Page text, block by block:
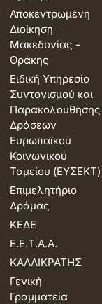
Αποκεντρωμένη
Διοίκηση
Μακεδονίας -
Θράκης
Ειδική Υπηρεσία
Συντονισμού και
Παρακολούθησης
Δράσεων
Ευρωπαϊκού
Κοινωνικού
Ταμείου (ΕΥΣΕΚΤ)
Επιμελητήριο
Δράμας
ΚΕΔΕ
Ε.Ε.Τ.Α.Α.
ΚΑΛΛΙΚΡΑΤΗΣ
Γενική
Γραμματεία